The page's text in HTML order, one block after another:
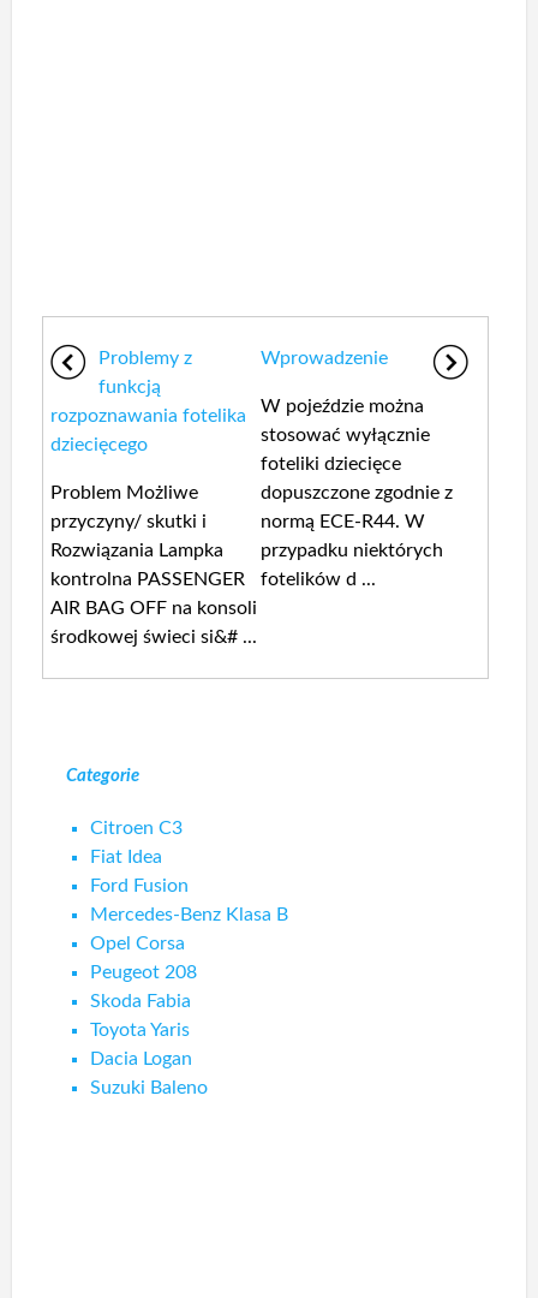
Problemy z
funkcją
rozpoznawania fotelika
dziecięcego
Problem Możliwe
przyczyny/ skutki i
Rozwiązania Lampka
kontrolna PASSENGER
AIR BAG OFF na konsoli
środkowej świeci si&# ...
Wprowadzenie
W pojeździe można
stosować wyłącznie
foteliki dziecięce
dopuszczone zgodnie z
normą ECE-R44. W
przypadku niektórych
fotelików d ...
Categorie
Citroen C3
Fiat Idea
Ford Fusion
Mercedes-Benz Klasa B
Opel Corsa
Peugeot 208
Skoda Fabia
Toyota Yaris
Dacia Logan
Suzuki Baleno